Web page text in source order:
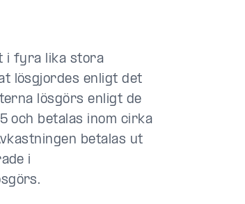
i fyra lika stora
lösgjordes enligt det
lösgörs enligt de
och betalas inom cirka
betalas ut
i